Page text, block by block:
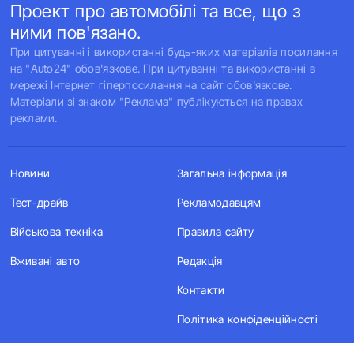
Проект про автомобілі та все, що з
ними пов'язано.
При цитуванні і використанні будь-яких матеріалів посилання
на "Auto24" обов'язкове. При цитуванні та використанні в
мережі Інтернет гіперпосилання на сайт обов'язкове.
Матеріали зі знаком "Реклама" публікуються на правах
реклами.
Новини
Тест-драйв
Військова техніка
Вживані авто
Загальна інформація
Рекламодавцям
Правила сайту
Редакція
Контакти
Політика конфіденційності